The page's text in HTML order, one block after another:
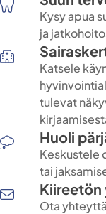
Kysy apua
ja
Katsele
tulevat
Huoli
Keskustele
tai
Ota